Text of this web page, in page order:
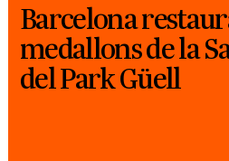
Barcelona
medallons de la
del Park Güell